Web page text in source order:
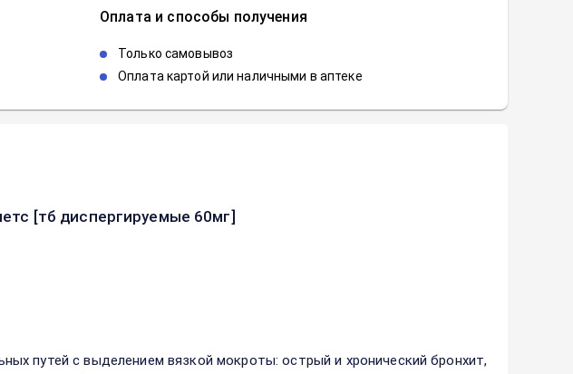
Оплата и способы получения
Только самовывоз
Оплата картой или наличными в аптеке
[тб диспергируемые 60мг]
путей с выделением вязкой мокроты: острый и хронический бронхит,